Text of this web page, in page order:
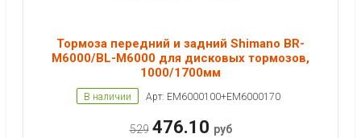
Тормоза передний и задний Shimano BR-
M6000/BL-M6000 для дисковых тормозов,
1000/1700мм
В наличии Арт: EM6000100+EM6000170
529 476.10 руб